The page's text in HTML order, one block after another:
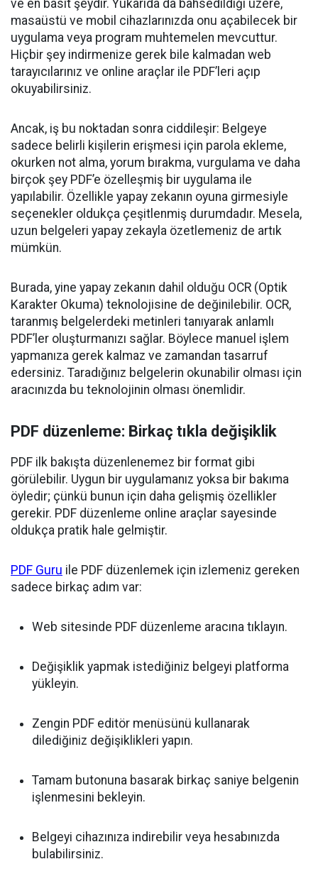
ve en basit şeydir. Yukarıda da bahsedildiği üzere,
masaüstü ve mobil cihazlarınızda onu açabilecek bir
uygulama veya program muhtemelen mevcuttur.
Hiçbir şey indirmenize gerek bile kalmadan web
tarayıcılarınız ve online araçlar ile PDF’leri açıp
okuyabilirsiniz.
Ancak, iş bu noktadan sonra ciddileşir: Belgeye
sadece belirli kişilerin erişmesi için parola ekleme,
okurken not alma, yorum bırakma, vurgulama ve daha
birçok şey PDF’e özelleşmiş bir uygulama ile
yapılabilir. Özellikle yapay zekanın oyuna girmesiyle
seçenekler oldukça çeşitlenmiş durumdadır. Mesela,
uzun belgeleri yapay zekayla özetlemeniz de artık
mümkün.
Burada, yine yapay zekanın dahil olduğu OCR (Optik
Karakter Okuma) teknolojisine de değinilebilir. OCR,
taranmış belgelerdeki metinleri tanıyarak anlamlı
PDF’ler oluşturmanızı sağlar. Böylece manuel işlem
yapmanıza gerek kalmaz ve zamandan tasarruf
edersiniz. Taradığınız belgelerin okunabilir olması için
aracınızda bu teknolojinin olması önemlidir.
PDF düzenleme: Birkaç tıkla değişiklik
PDF ilk bakışta düzenlenemez bir format gibi
görülebilir. Uygun bir uygulamanız yoksa bir bakıma
öyledir; çünkü bunun için daha gelişmiş özellikler
gerekir. PDF düzenleme online araçlar sayesinde
oldukça pratik hale gelmiştir.
PDF Guru ile PDF düzenlemek için izlemeniz gereken
sadece birkaç adım var:
Web sitesinde PDF düzenleme aracına tıklayın.
Değişiklik yapmak istediğiniz belgeyi platforma
yükleyin.
Zengin PDF editör menüsünü kullanarak
dilediğiniz değişiklikleri yapın.
Tamam butonuna basarak birkaç saniye belgenin
işlenmesini bekleyin.
Belgeyi cihazınıza indirebilir veya hesabınızda
bulabilirsiniz.